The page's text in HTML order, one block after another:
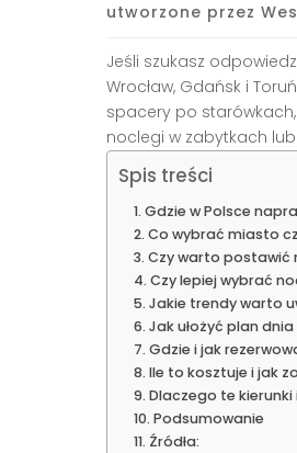
utworzone przez
Jeśli szukasz
Wrocław, Gdańsk i
spacery po
noclegi w zabytkach
Spis treści
Gdzie w Polsce
Co wybrać miasto
Czy warto postawić
Czy lepiej wybrać
Jakie trendy warto
Jak ułożyć plan
Gdzie i jak
Ile to kosztuje i jak
Dlaczego te
Podsumowanie
Źródła: